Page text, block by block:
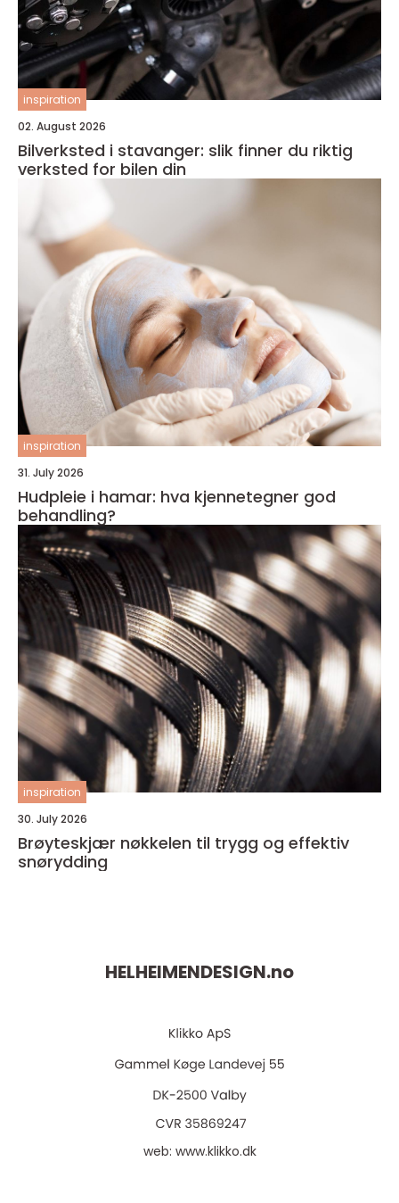
inspiration
02. August 2026
Bilverksted i stavanger: slik finner du riktig
verksted for bilen din
inspiration
31. July 2026
Hudpleie i hamar: hva kjennetegner god
behandling?
inspiration
30. July 2026
Brøyteskjær nøkkelen til trygg og effektiv
snørydding
HELHEIMENDESIGN.no
web: www.klikko.dk